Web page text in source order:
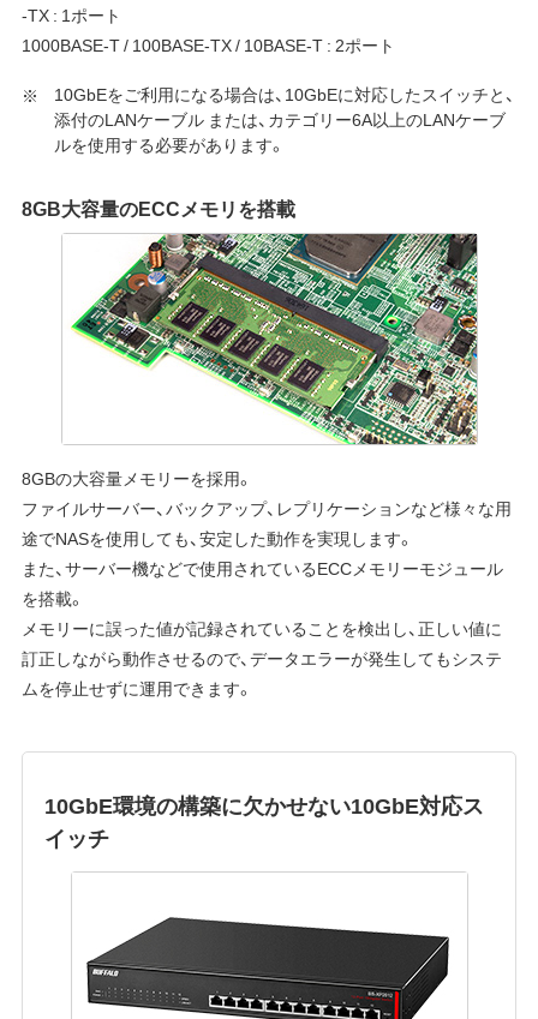
-TX : 1ポート
1000BASE-T / 100BASE-TX / 10BASE-T : 2ポート
10GbEをご利用になる場合は、10GbEに対応したスイッチと、
添付のLANケーブル または、カテゴリー6A以上のLANケーブ
ルを使用する必要があります。
8GB大容量のECCメモリを搭載
8GBの大容量メモリーを採用。
ファイルサーバー、バックアップ、レプリケーションなど様々な用
途でNASを使用しても、安定した動作を実現します。
また、サーバー機などで使用されているECCメモリーモジュール
を搭載。
メモリーに誤った値が記録されていることを検出し、正しい値に
訂正しながら動作させるので、データエラーが発生してもシステ
ムを停止せずに運用できます。
10GbE環境の構築に欠かせない10GbE対応ス
イッチ